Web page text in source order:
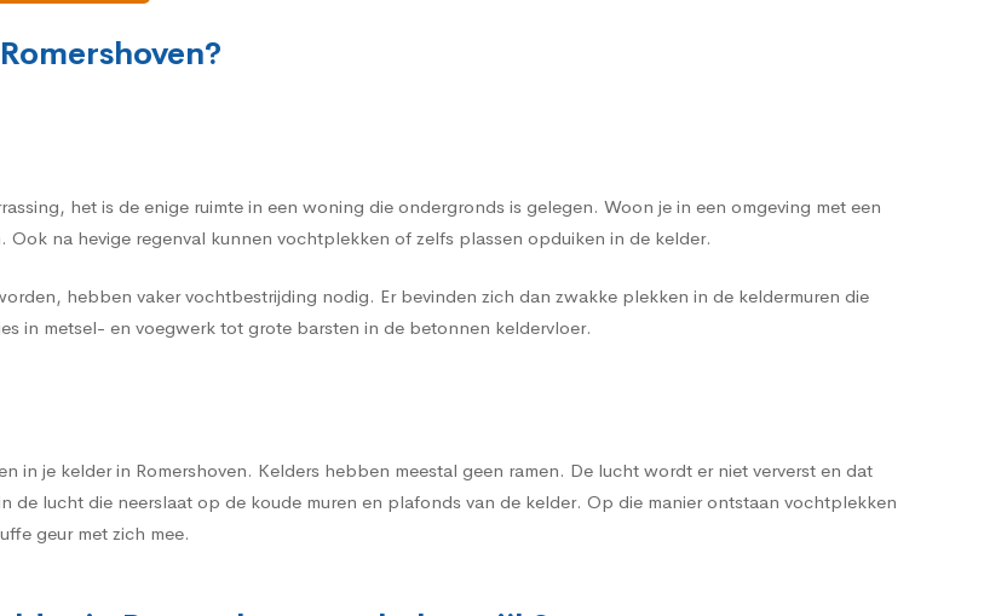
het is de enige ruimte in een woning die ondergronds is gelegen. Woon je in een omgeving met een
na hevige regenval kunnen vochtplekken of zelfs plassen opduiken in de kelder.
hebben vaker vochtbestrijding nodig. Er bevinden zich dan zwakke plekken in de keldermuren die
in metsel- en voegwerk tot grote barsten in de betonnen keldervloer.
in je kelder in Romershoven. Kelders hebben meestal geen ramen. De lucht wordt er niet ververst en dat
lucht die neerslaat op de koude muren en plafonds van de kelder. Op die manier ontstaan vochtplekken
geur met zich mee.